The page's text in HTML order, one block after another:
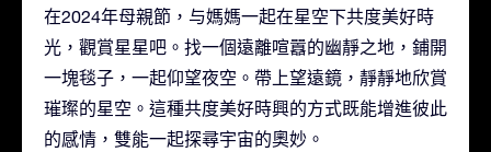
在2024年母親節，与媽媽一起在星空下共度美好時
光，觀賞星星吧。找一個遠離喧囂的幽靜之地，鋪開
一塊毯子，一起仰望夜空。帶上望遠鏡，靜靜地欣賞
璀璨的星空。這種共度美好時興的方式既能增進彼此
的感情，雙能一起探尋宇宙的奧妙。